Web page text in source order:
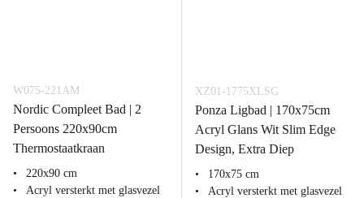
W075-221AM
Nordic Compleet Bad | 2
Persoons 220x90cm
Thermostaatkraan
220x90 cm
Acryl versterkt met glasvezel
XZ01-1775XLSG
Ponza Ligbad | 170x75cm
Acryl Glans Wit Slim Edge
Design, Extra Diep
170x75 cm
Acryl versterkt met glasvezel